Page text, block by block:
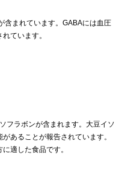
含まれています。GABAには血圧
ています。
フラボンが含まれます。大豆イソ
あることが報告されています。
適した食品です。